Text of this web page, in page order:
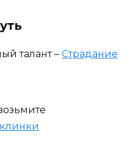
талант – Страдание